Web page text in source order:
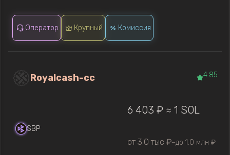
Оператор Крупный Комиссия
Royalcash-cc 4.85
SBP
6 403 ₽ ≈ 1 SOL
от 3.0 тыс ₽—до 1.0 млн ₽